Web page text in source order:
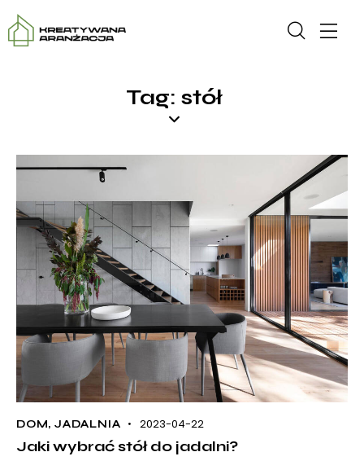
Tag: stół
DOM,JADALNIA 2023-04-22
Jaki wybrać stół do jadalni?